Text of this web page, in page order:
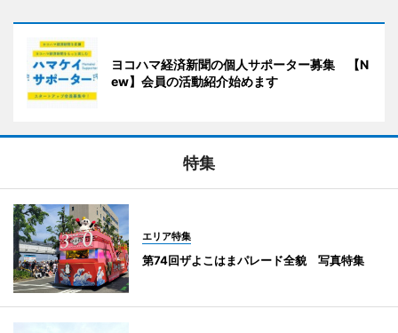
ヨコハマ経済新聞の個人サポーター募集 【N
ew】会員の活動紹介始めます
特集
エリア特集
第74回ザよこはまパレード全貌 写真特集